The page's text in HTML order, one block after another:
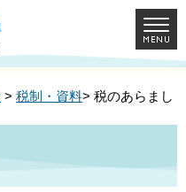
> 税制・資料> 税のあらまし